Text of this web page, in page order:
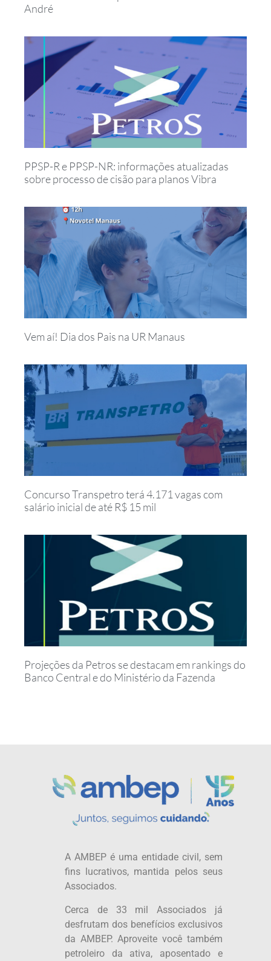
André
PPSP-R e PPSP-NR: informações atualizadas
sobre processo de cisão para planos Vibra
Vem aí! Dia dos Pais na UR Manaus
Concurso Transpetro terá 4.171 vagas com
salário inicial de até R$ 15 mil
Projeções da Petros se destacam em rankings do
Banco Central e do Ministério da Fazenda
A AMBEP é uma entidade civil, sem
fins lucrativos, mantida pelos seus
Associados.
Cerca de 33 mil Associados já
desfrutam dos benefícios exclusivos
da AMBEP. Aproveite você também
petroleiro da ativa, aposentado e